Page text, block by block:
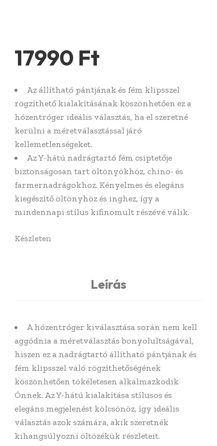
17990 Ft
Az állítható pántjának és fém klipsszel
rögzíthető kialakításának köszönhetően ez a
hózentróger ideális választás, ha el szeretné
kerülni a méretválasztással járó
kellemetlenségeket.
Az Y-hátú nadrágtartó fém csiptetője
biztonságosan tart öltönyökhöz, chino- és
farmernadrágokhoz. Kényelmes és elegáns
kiegészítő öltönyhöz és inghez, így a
mindennapi stílus kifinomult részévé válik.
Készleten
Leírás
A hózentróger kiválasztása során nem kell
aggódnia a méretválasztás bonyolultságával,
hiszen ez a nadrágtartó állítható pántjának és
fém klipsszel való rögzíthetőségének
köszönhetően tökéletesen alkalmazkodik
Önnek. Az Y-hátú kialakítása stílusos és
elegáns megjelenést kölcsönöz, így ideális
választás azok számára, akik szeretnék
kihangsúlyozni öltözékük részleteit.